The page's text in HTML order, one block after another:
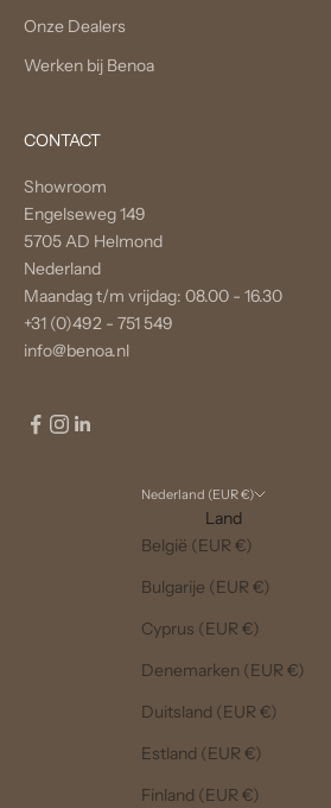
Onze Dealers
Werken bij Benoa
CONTACT
Showroom
Engelseweg 149
5705 AD Helmond
Nederland
Maandag t/m vrijdag: 08.00 - 16.30
+31 (0)492 - 751 549
info@benoa.nl
Nederland (EUR €)
Land
België (EUR €)
Bulgarije (EUR €)
Cyprus (EUR €)
Denemarken (EUR €)
Duitsland (EUR €)
Estland (EUR €)
Finland (EUR €)